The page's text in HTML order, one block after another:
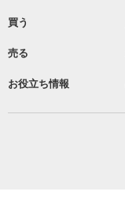
買う
売る
お役立ち情報